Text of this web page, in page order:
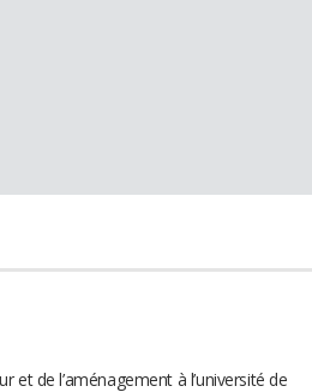
et de l’aménagement à l’université de